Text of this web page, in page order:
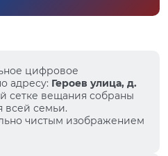
цифровое
адресу: Героев улица, д.
сетке вещания собраны
всей семьи.
чистым изображением